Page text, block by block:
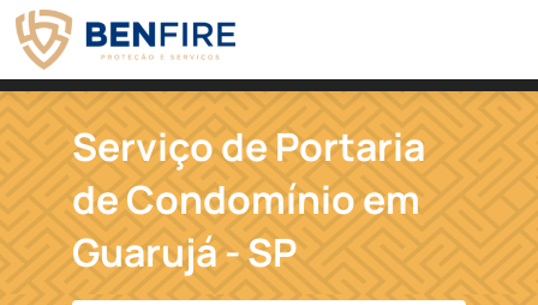
Serviço de Portaria
de Condomínio em
Guarujá - SP